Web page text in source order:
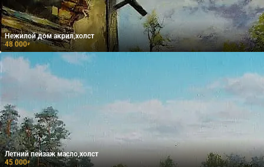
Нежилой дом акрил,холст
48 000₽
Летний пейзаж масло,холст
45 000₽